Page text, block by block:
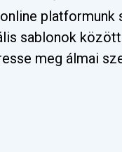
platformunk
sablonok
meg álmai